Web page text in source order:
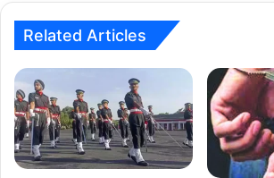
Related Articles